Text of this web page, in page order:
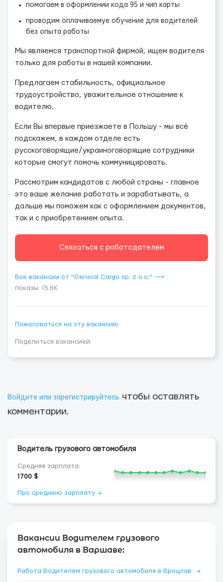
помогаем в оформлении кода 95 и чип карты
проводим оплачиваемуе обучение для водителей
без опыта работы
Мы являемся транспортной фирмой, ищем водителя
только для работы в нашей компании.
Предлагаем стабильность, официальное
трудоустройство, уважительное отношение к
водителю.
Если Вы впервые приезжаете в Польшу - мы всё
подскажем, в каждом отделе есть
русскоговорящие/украиноговорящие сотрудники
которые смогут помочь коммуницировать.
Рассмотрим кандидатов с любой страны - главное
это ваше желание работать и зарабатывать, а
дальше мы поможем как с оформлением документов,
так и с приобретением опыта.
Связаться с работодателем
Все вакансии от "General Cargo sp. z o.o." ⟶
показы: 15.6K
Пожаловаться на эту вакансию
Поделиться вакансией:
Войдите или зарегистрируйтесь чтобы оставлять
комментарии.
Водитель грузового автомобиля
Средняя зарплата:
1700 $
Про среднюю зарплату →
Вакансии Водителем грузового
автомобиля в Варшаве:
Работа Водителем грузового автомобиля в Вроцлав →